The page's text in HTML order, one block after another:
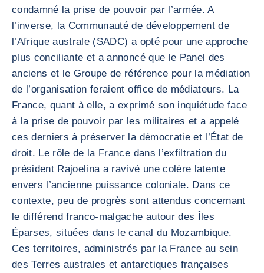
condamné la prise de pouvoir par l’armée. A
l’inverse, la Communauté de développement de
l’Afrique australe (SADC) a opté pour une approche
plus conciliante et a annoncé que le Panel des
anciens et le Groupe de référence pour la médiation
de l’organisation feraient office de médiateurs. La
France, quant à elle, a exprimé son inquiétude face
à la prise de pouvoir par les militaires et a appelé
ces derniers à préserver la démocratie et l’État de
droit. Le rôle de la France dans l’exfiltration du
président Rajoelina a ravivé une colère latente
envers l’ancienne puissance coloniale. Dans ce
contexte, peu de progrès sont attendus concernant
le différend franco-malgache autour des Îles
Éparses, situées dans le canal du Mozambique.
Ces territoires, administrés par la France au sein
des Terres australes et antarctiques françaises